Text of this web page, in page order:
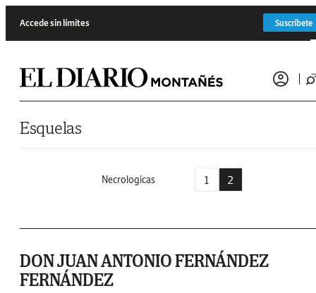
Accede sin límites Suscríbete
Esquelas
Necrologicas 1 2
DON JUAN ANTONIO FERNÁNDEZ
FERNÁNDEZ